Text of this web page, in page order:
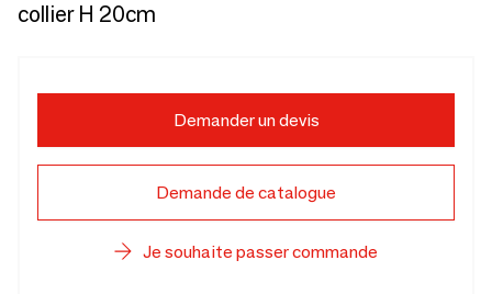
collier H 20cm
Demander un devis
Demande de catalogue
Je souhaite passer commande